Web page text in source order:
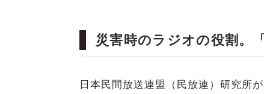
災害時のラジオの役割。
日本民間放送連盟（民放連）研究所